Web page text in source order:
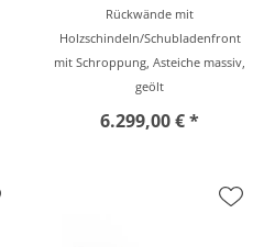
Rückwände mit
Holzschindeln/Schubladenfront
mit Schroppung, Asteiche massiv,
geölt
6.299,00 € *